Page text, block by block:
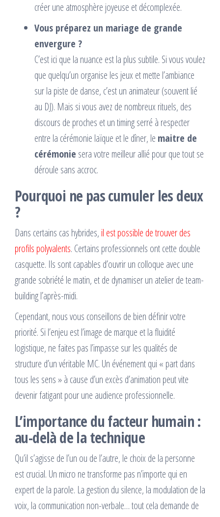
créer une atmosphère joyeuse et décomplexée.
Vous préparez un mariage de grande
envergure ?
C’est ici que la nuance est la plus subtile. Si vous voulez
que quelqu’un organise les jeux et mette l’ambiance
sur la piste de danse, c’est un animateur (souvent lié
au DJ). Mais si vous avez de nombreux rituels, des
discours de proches et un timing serré à respecter
entre la cérémonie laïque et le dîner, le maitre de
cérémonie sera votre meilleur allié pour que tout se
déroule sans accroc.
Pourquoi ne pas cumuler les deux
?
Dans certains cas hybrides, il est possible de trouver des
profils polyvalents. Certains professionnels ont cette double
casquette. Ils sont capables d’ouvrir un colloque avec une
grande sobriété le matin, et de dynamiser un atelier de team-
building l’après-midi.
Cependant, nous vous conseillons de bien définir votre
priorité. Si l’enjeu est l’image de marque et la fluidité
logistique, ne faites pas l’impasse sur les qualités de
structure d’un véritable MC. Un événement qui « part dans
tous les sens » à cause d’un excès d’animation peut vite
devenir fatigant pour une audience professionnelle.
L’importance du facteur humain :
au-delà de la technique
Qu’il s’agisse de l’un ou de l’autre, le choix de la personne
est crucial. Un micro ne transforme pas n’importe qui en
expert de la parole. La gestion du silence, la modulation de la
voix, la communication non-verbale… tout cela demande de